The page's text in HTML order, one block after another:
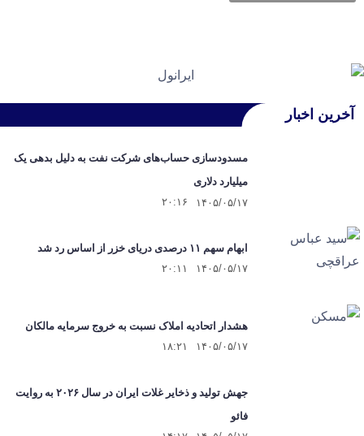
آخرین اخبار
مسدودسازی حساب‌های شرکت نفت به دلیل بدهی یک
میلیارد دلاری
۱۴۰۵/۰۵/۱۷ ۲۰:۱۶
ابهام سهم ۱۱ درصدی دریای خزر از اساس رد شد
۱۴۰۵/۰۵/۱۷ ۲۰:۱۱
هشدار اتحادیه املاک نسبت به خروج سرمایه مالکان
۱۴۰۵/۰۵/۱۷ ۱۸:۲۱
جهش تولید و ذخایر غلات ایران در سال ۲۰۲۶ به روایت
فائو